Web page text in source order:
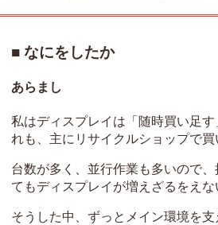
なにをしたか
あらまし
私はディスプレイは「随時買い足
れも、主にリサイクルショップで買
台数が多く、並行作業も多いので
てもディスプレイが増えざるをえな
そうした中、ずっとメイン環境を